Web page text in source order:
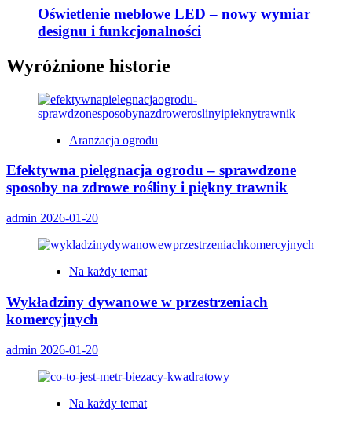
Oświetlenie meblowe LED – nowy wymiar
designu i funkcjonalności
Wyróżnione historie
Aranżacja ogrodu
Efektywna pielęgnacja ogrodu – sprawdzone
sposoby na zdrowe rośliny i piękny trawnik
admin 2026-01-20
Na każdy temat
Wykładziny dywanowe w przestrzeniach
komercyjnych
admin 2026-01-20
Na każdy temat